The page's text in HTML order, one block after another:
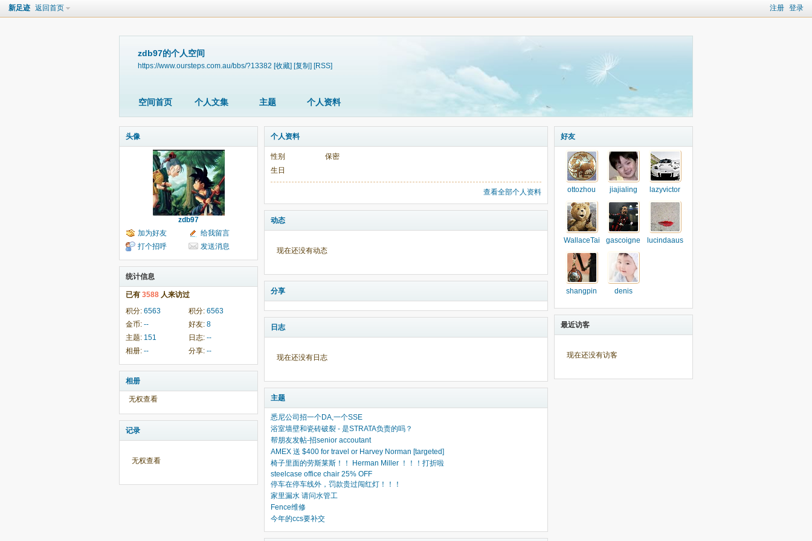
注册 登录
新足迹 返回首页
zdb97的个人空间
https://www.oursteps.com.au/bbs/?13382 [收藏] [复制] [RSS]
空间首页 个人文集 主题 个人资料
头像
zdb97
加为好友
给我留言
打个招呼
发送消息
统计信息
已有 3588 人来访过
积分: 6563 积分: 6563
金币: -- 好友: 8
主题: 151 日志: --
相册: -- 分享: --
相册
无权查看
记录
无权查看
个人资料
性别
保密
生日
查看全部个人资料
动态
现在还没有动态
分享
日志
现在还没有日志
主题
悉尼公司招一个DA,一个SSE
浴室墙壁和瓷砖破裂 - 是STRATA负责的吗？
帮朋友发帖-招senior accoutant
AMEX 送 $400 for travel or Harvey Norman [targeted]
椅子里面的劳斯莱斯！！ Herman Miller ！！！打折啦
steelcase office chair 25% OFF
停车在停车线外，罚款贵过闯红灯！！！
家里漏水 请问水管工
Fence维修
今年的ccs要补交
好友
ottozhou jiajialing lazyvictor
WallaceTai gascoigne lucindaaus
shangpin denis
最近访客
现在还没有访客